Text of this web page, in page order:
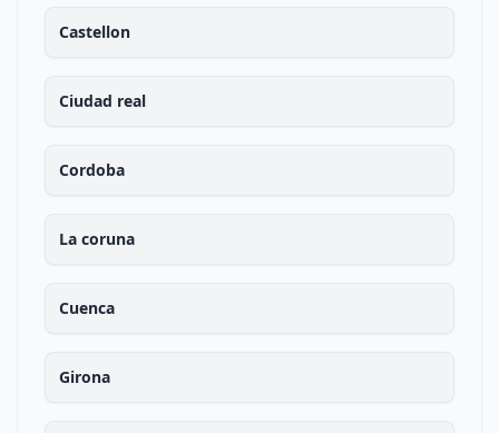
Castellon
Ciudad real
Cordoba
La coruna
Cuenca
Girona